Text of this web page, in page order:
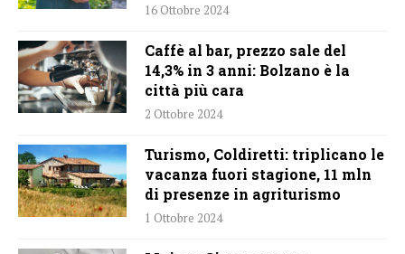
16 Ottobre 2024
Caffè al bar, prezzo sale del
14,3% in 3 anni: Bolzano è la
città più cara
2 Ottobre 2024
Turismo, Coldiretti: triplicano le
vacanza fuori stagione, 11 mln
di presenze in agriturismo
1 Ottobre 2024